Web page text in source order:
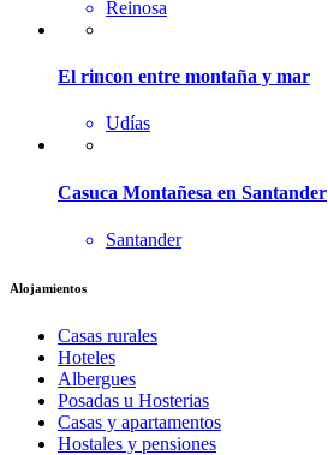
Reinosa
El rincon entre montaña y mar
Udías
Casuca Montañesa en Santander
Santander
Alojamientos
Casas rurales
Hoteles
Albergues
Posadas u Hosterias
Casas y apartamentos
Hostales y pensiones